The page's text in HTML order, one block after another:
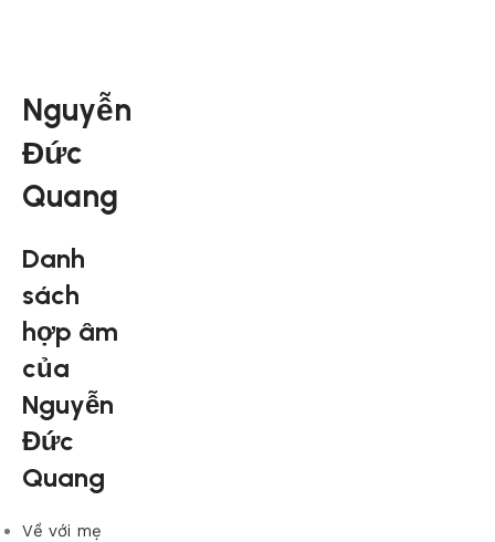
Nguyễn
Đức
Quang
Danh
sách
hợp âm
của
Nguyễn
Đức
Quang
Về với mẹ